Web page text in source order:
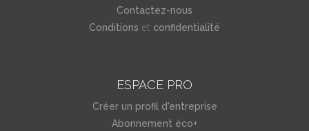
Contactez-nous
Conditions et confidentialité
ESPACE PRO
Créer un profil d'entreprise
Abonnement éco+